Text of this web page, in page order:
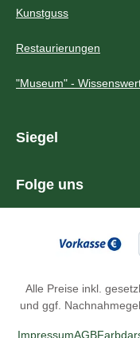
Kunstguss
Restaurierungen
"Museum" -
Siegel
Folge uns
Alle Preise inkl.
und ggf.
ImpressumAGB